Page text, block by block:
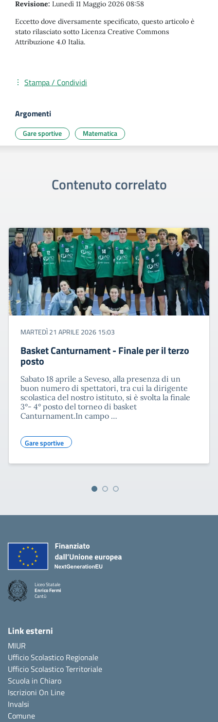
Revisione: Lunedì 11 Maggio 2026 08:58
Eccetto dove diversamente specificato, questo articolo è
stato rilasciato sotto Licenza Creative Commons
Attribuzione 4.0 Italia.
Stampa / Condividi
Argomenti
Gare sportive Matematica
Contenuto correlato
MARTEDÌ 21 APRILE 2026 15:03
Basket Canturnament - Finale per il terzo
posto
Sabato 18 aprile a Seveso, alla presenza di un
buon numero di spettatori, tra cui la dirigente
scolastica del nostro istituto, si è svolta la finale
3°- 4° posto del torneo di basket
Canturnament.In campo …
Gare sportive
Liceo Statale
Enrico Fermi
Cantù
Link esterni
MIUR
Ufficio Scolastico Regionale
Ufficio Scolastico Territoriale
Scuola in Chiaro
Iscrizioni On Line
Invalsi
Comune